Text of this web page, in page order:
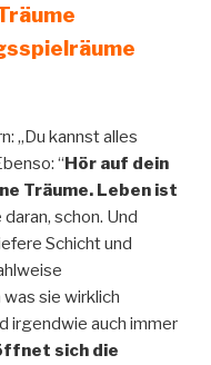
„Du kannst alles
“Hör auf dein
Träume. Leben ist
daran, schon. Und
Schicht und
sie wirklich
irgendwie auch immer
sich die